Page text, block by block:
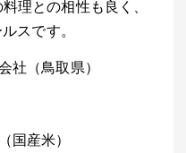
理との相性も良く、
スです。
社（鳥取県）
国産米）